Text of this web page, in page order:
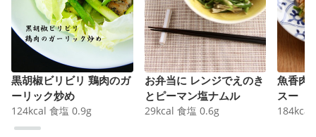
黒胡椒ビリビリ 鶏肉のガ
ーリック炒め
124kcal 食塩 0.9g
お弁当に レンジでえのき
とピーマン塩ナムル
29kcal 食塩 0.6g
魚香肉
スー
184kcal